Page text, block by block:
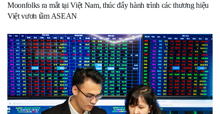
Moonfolks ra mắt tại Việt Nam, thúc đẩy hành trình các thương hiệu
Việt vươn tầm ASEAN